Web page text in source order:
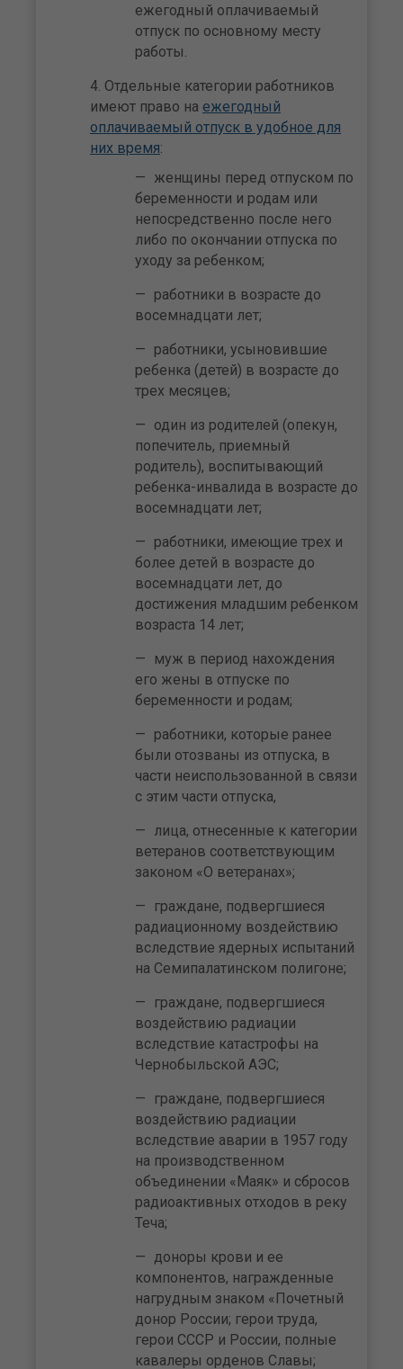
ежегодный оплачиваемый
отпуск по основному месту
работы.
Отдельные категории работников
имеют право на ежегодный
оплачиваемый отпуск в удобное для
них время:
женщины перед отпуском по
беременности и родам или
непосредственно после него
либо по окончании отпуска по
уходу за ребенком;
работники в возрасте до
восемнадцати лет;
работники, усыновившие
ребенка (детей) в возрасте до
трех месяцев;
один из родителей (опекун,
попечитель, приемный
родитель), воспитывающий
ребенка-инвалида в возрасте до
восемнадцати лет;
работники, имеющие трех и
более детей в возрасте до
восемнадцати лет, до
достижения младшим ребенком
возраста 14 лет;
муж в период нахождения
его жены в отпуске по
беременности и родам;
работники, которые ранее
были отозваны из отпуска, в
части неиспользованной в связи
с этим части отпуска,
лица, отнесенные к категории
ветеранов соответствующим
законом «О ветеранах»;
граждане, подвергшиеся
радиационному воздействию
вследствие ядерных испытаний
на Семипалатинском полигоне;
граждане, подвергшиеся
воздействию радиации
вследствие катастрофы на
Чернобыльской АЭС;
граждане, подвергшиеся
воздействию радиации
вследствие аварии в 1957 году
на производственном
объединении «Маяк» и сбросов
радиоактивных отходов в реку
Теча;
доноры крови и ее
компонентов, награжденные
нагрудным знаком «Почетный
донор России; герои труда,
герои СССР и России, полные
кавалеры орденов Славы;